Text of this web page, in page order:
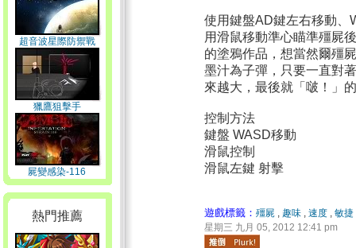
超音波星際防禦戰
獵鷹狙擊手
屍變感染-116
熱門推薦
使用鍵盤AD鍵左右移動、
用滑鼠移動準心瞄準殭屍
的塗鴉作品，想當然爾殭
墨汁為子彈，只要一直對
來越大，最後就「啵！」
控制方法
鍵盤 WASD移動
滑鼠控制
滑鼠左鍵 射擊
遊戲標籤： 殭屍 , 趣味 , 速度 , 敏捷
星期三 九月 05, 2012 12:41 pm